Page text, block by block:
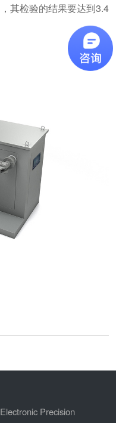
其检验的结果要达到3.4
Precision